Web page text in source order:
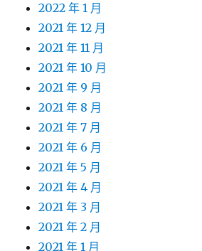
2022 年 1 月
2021 年 12 月
2021 年 11 月
2021 年 10 月
2021 年 9 月
2021 年 8 月
2021 年 7 月
2021 年 6 月
2021 年 5 月
2021 年 4 月
2021 年 3 月
2021 年 2 月
2021 年 1 月